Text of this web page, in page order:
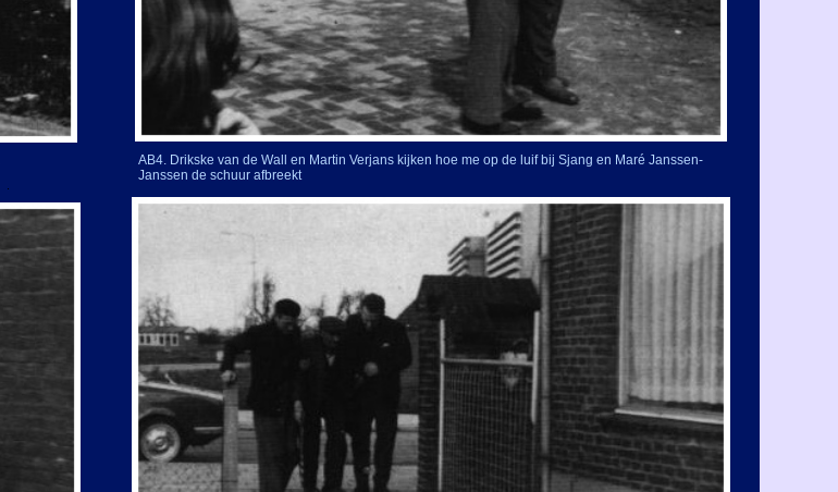
AB4. Drikske van de Wall en Martin Verjans kijken hoe me op de luif bij Sjang en Maré Janssen-
Janssen de schuur afbreekt